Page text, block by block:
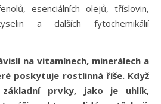
esenciálních olejů, tříslovin,
a dalších fytochemikálií
na vitamínech, minerálech a
poskytuje rostlinná říše. Když
prvky, jako je uhlík,